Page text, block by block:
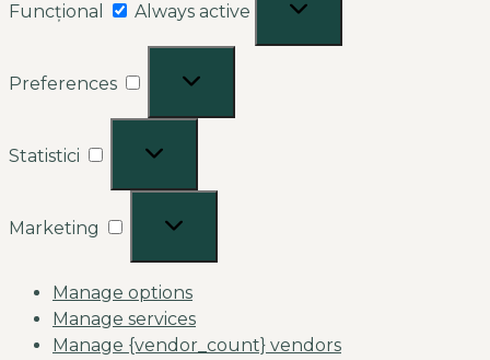
Funcțional Always active
Preferences
Statistici
Marketing
Manage options
Manage services
Manage {vendor_count} vendors